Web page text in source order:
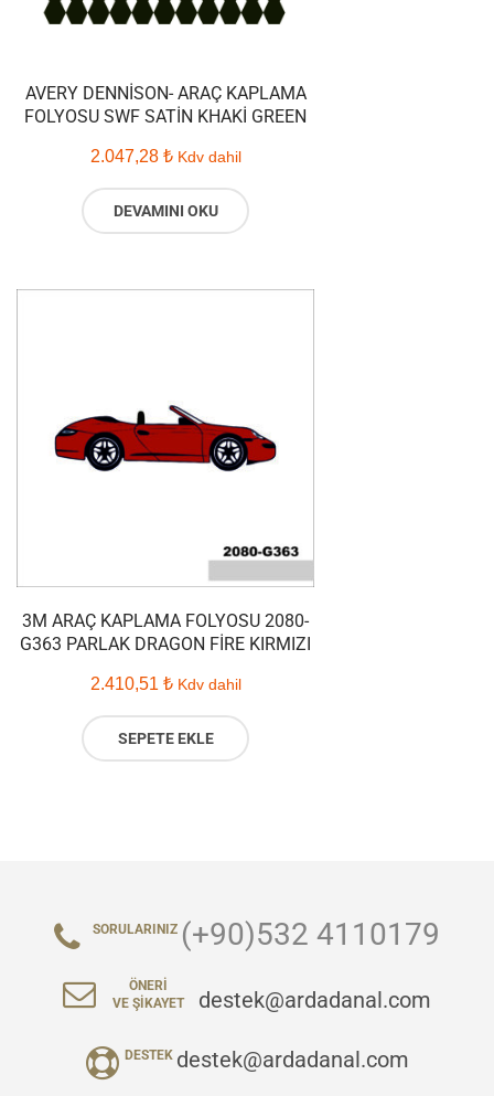
AVERY DENNISON- ARAÇ KAPLAMA
FOLYOSU SWF SATIN KHAKI GREEN
2.047,28 ₺ Kdv dahil
DEVAMINI OKU
3M ARAÇ KAPLAMA FOLYOSU 2080-
G363 PARLAK DRAGON FIRE KIRMIZI
2.410,51 ₺ Kdv dahil
SEPETE EKLE
SORULARINIZ (+90)532 4110179
ÖNERI
VE ŞIKAYET
destek@ardadanal.com
DESTEK destek@ardadanal.com